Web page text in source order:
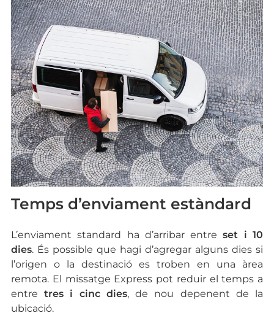
Temps d’enviament estàndard
L’enviament standard ha d’arribar entreset i 10
dies. És possible que hagi d’agregar alguns dies si
l’origen o la destinació es troben en una àrea
remota. El missatge Express pot reduir el temps a
entretres i cinc dies, de nou depenent de la
ubicació.